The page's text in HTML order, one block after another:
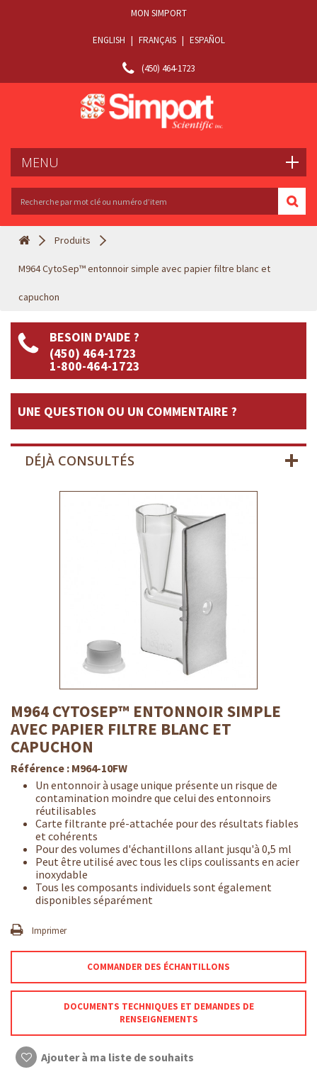
(450) 464-1723
ENGLISH | FRANÇAIS | ESPAÑOL
MON SIMPORT
MENU
Produits
M964 CytoSep™ entonnoir simple avec papier filtre blanc et
capuchon
BESOIN D'AIDE ?
(450) 464-1723
1-800-464-1723
UNE QUESTION OU UN COMMENTAIRE ?
DÉJÀ CONSULTÉS
M964 CYTOSEP™ ENTONNOIR SIMPLE
AVEC PAPIER FILTRE BLANC ET
CAPUCHON
Référence : M964-10FW
Un entonnoir à usage unique présente un risque de
contamination moindre que celui des entonnoirs
réutilisables
Carte filtrante pré-attachée pour des résultats fiables
et cohérents
Pour des volumes d'échantillons allant jusqu'à 0,5 ml
Peut être utilisé avec tous les clips coulissants en acier
inoxydable
Tous les composants individuels sont également
disponibles séparément
Imprimer
COMMANDER DES ÉCHANTILLONS
DOCUMENTS TECHNIQUES ET DEMANDES DE
RENSEIGNEMENTS
Ajouter à ma liste de souhaits